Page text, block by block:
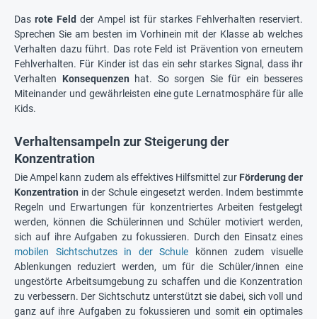
Dasrote Feld der Ampel ist für starkes Fehlverhalten reserviert.
Sprechen Sie am besten im Vorhinein mit der Klasse ab welches
Verhalten dazu führt. Das rote Feld ist Prävention von erneutem
Fehlverhalten. Für Kinder ist das ein sehr starkes Signal, dass ihr
Verhalten Konsequenzen hat. So sorgen Sie für ein besseres
Miteinander und gewährleisten eine gute Lernatmosphäre für alle
Kids.
Verhaltensampeln zur Steigerung der
Konzentration
Die Ampel kann zudem als effektives Hilfsmittel zur Förderung der
Konzentration in der Schule eingesetzt werden. Indem bestimmte
Regeln und Erwartungen für konzentriertes Arbeiten festgelegt
werden, können die Schülerinnen und Schüler motiviert werden,
sich auf ihre Aufgaben zu fokussieren. Durch den Einsatz eines
mobilen Sichtschutzes in der Schule können zudem visuelle
Ablenkungen reduziert werden, um für die Schüler/innen eine
ungestörte Arbeitsumgebung zu schaffen und die Konzentration
zu verbessern. Der Sichtschutz unterstützt sie dabei, sich voll und
ganz auf ihre Aufgaben zu fokussieren und somit ein optimales